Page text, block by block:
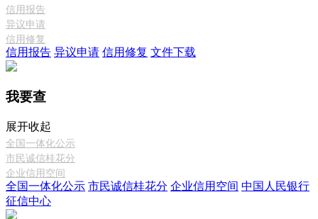
信用报告
异议申请
信用修复
信用报告 异议申请 信用修复 文件下载
我要查
展开收起
全国一体化公示
市民诚信桂花分
企业信用空间
全国一体化公示 市民诚信桂花分 企业信用空间 中国人民银行
征信中心